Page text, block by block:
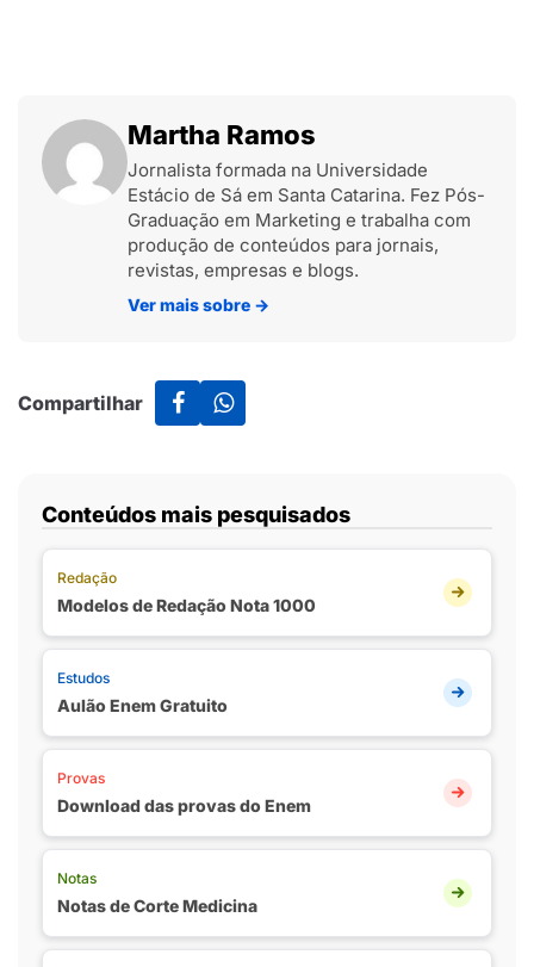
Martha Ramos
Jornalista formada na Universidade
Estácio de Sá em Santa Catarina. Fez Pós-
Graduação em Marketing e trabalha com
produção de conteúdos para jornais,
revistas, empresas e blogs.
Ver mais sobre →
Compartilhar
Conteúdos mais pesquisados
Redação
Modelos de Redação Nota 1000
Estudos
Aulão Enem Gratuito
Provas
Download das provas do Enem
Notas
Notas de Corte Medicina